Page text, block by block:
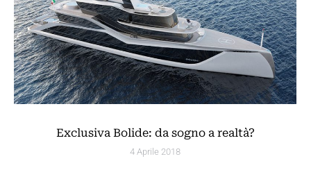
Exclusiva Bolide: da sogno a realtà?
4 Aprile 2018